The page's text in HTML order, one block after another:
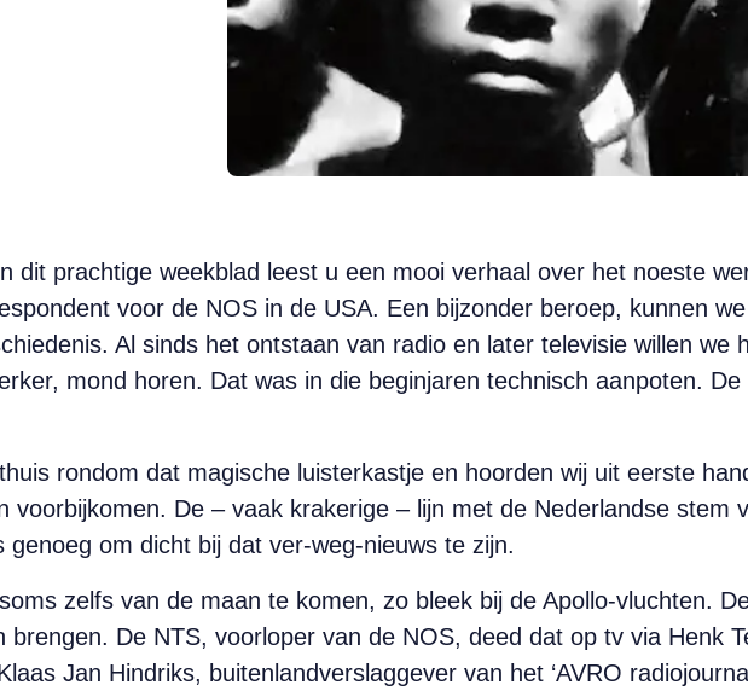
dit prachtige weekblad leest u een mooi verhaal over het noeste
voor de NOS in de USA. Een bijzonder beroep, kunnen
Al sinds het ontstaan van radio en later televisie willen we
mond horen. Dat was in die beginjaren technisch aanpoten.
rondom dat magische luisterkastje en hoorden wij uit eerste
voorbijkomen. De – vaak krakerige – lijn met de Nederlandse stem
genoeg om dicht bij dat ver-weg-nieuws te zijn.
zelfs van de maan te komen, zo bleek bij de Apollo-vluchten.
brengen. De NTS, voorloper van de NOS, deed dat op tv via Henk
Jan Hindriks, buitenlandverslaggever van het ‘AVRO